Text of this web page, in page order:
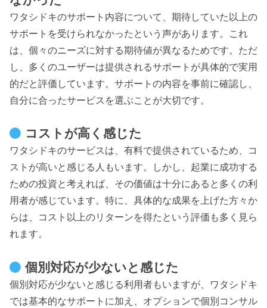
ワタシドキのサポート内容について、期待していた以上の
サポートを受けられなかったという声があります。これ
は、個々のニーズに対する期待値が異なるためです。ただ
し、多くのユーザーは提供されるサポートが具体的で実用
的だと評価しています。サポートの内容を事前に確認し、
自分に合ったサービスを選ぶことが大切です。
コストが高く感じた
ワタシドキのサービスは、有料で提供されているため、コ
ストが高いと感じる人もいます。しかし、起業に成功する
ための投資と考えれば、その価値は十分にあると多くの利
用者が感じています。特に、具体的な成果を上げた方々か
らは、コスト以上のリターンを得たという評価も多く見ら
れます。
個別対応が少ないと感じた
個別対応が少ないと感じる利用者もいますが、ワタシドキ
では基本的なサポートに加え、オプションで個別コンサル